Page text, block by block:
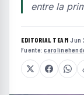
entre la
EDITORIAL TEAM·Jun
Fuente: